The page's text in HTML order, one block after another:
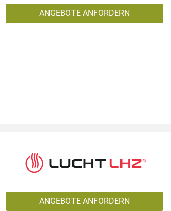
ANGEBOTE ANFORDERN
ANGEBOTE ANFORDERN